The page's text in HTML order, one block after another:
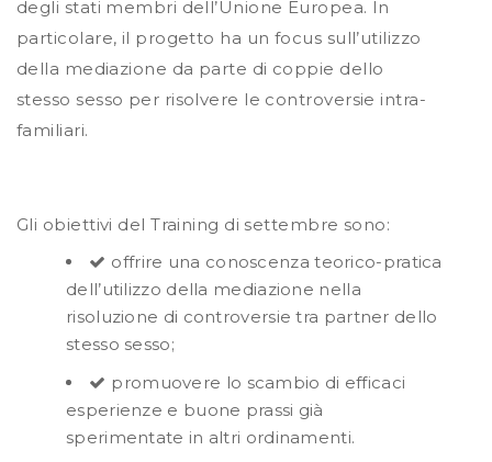
degli stati membri dell’Unione Europea. In
particolare, il progetto ha un focus sull’utilizzo
della mediazione da parte di coppie dello
stesso sesso per risolvere le controversie intra-
familiari.
Gli obiettivi del Training di settembre sono:
offrire una conoscenza teorico-pratica
dell’utilizzo della mediazione nella
risoluzione di controversie tra partner dello
stesso sesso;
promuovere lo scambio di efficaci
esperienze e buone prassi già
sperimentate in altri ordinamenti.